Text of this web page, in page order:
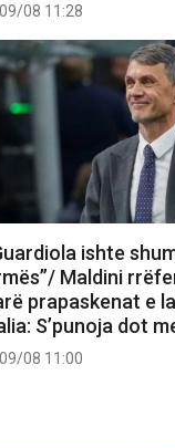
09/08 11:28
ishte
Maldini
prapaskenat e
S’punoja dot
09/08 11:00